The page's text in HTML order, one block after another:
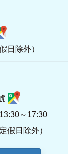
日除外）
～17:30
假日除外）